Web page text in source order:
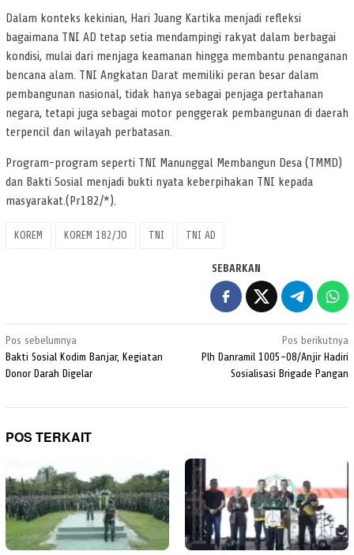
Dalam konteks kekinian, Hari Juang Kartika menjadi refleksi
bagaimana TNI AD tetap setia mendampingi rakyat dalam berbagai
kondisi, mulai dari menjaga keamanan hingga membantu penanganan
bencana alam. TNI Angkatan Darat memiliki peran besar dalam
pembangunan nasional, tidak hanya sebagai penjaga pertahanan
negara, tetapi juga sebagai motor penggerak pembangunan di daerah
terpencil dan wilayah perbatasan.
Program-program seperti TNI Manunggal Membangun Desa (TMMD)
dan Bakti Sosial menjadi bukti nyata keberpihakan TNI kepada
masyarakat.(Pr182/*).
KOREM KOREM 182/JO TNI TNI AD
SEBARKAN
Navigasi
pos
Pos sebelumnya
Bakti Sosial Kodim Banjar, Kegiatan
Donor Darah Digelar
Pos berikutnya
Plh Danramil 1005-08/Anjir Hadiri
Sosialisasi Brigade Pangan
POS TERKAIT